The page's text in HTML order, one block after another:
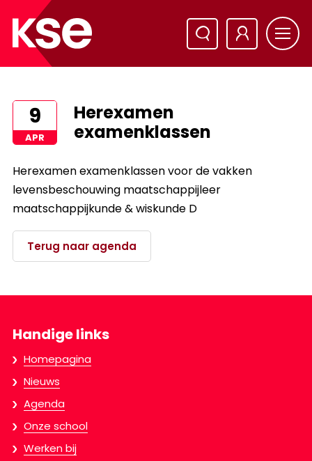
9
APR
Herexamen
examenklassen
Herexamen examenklassen voor de vakken
levensbeschouwing maatschappijleer
maatschappijkunde & wiskunde D
Terug naar agenda
Handige links
Homepagina
Nieuws
Agenda
Onze school
Werken bij